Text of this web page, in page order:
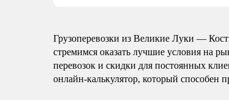
Грузоперевозки из Великие Луки —
стремимся оказать лучшие условия на
перевозок и скидки для постоянных
онлайн-калькулятор, который способен